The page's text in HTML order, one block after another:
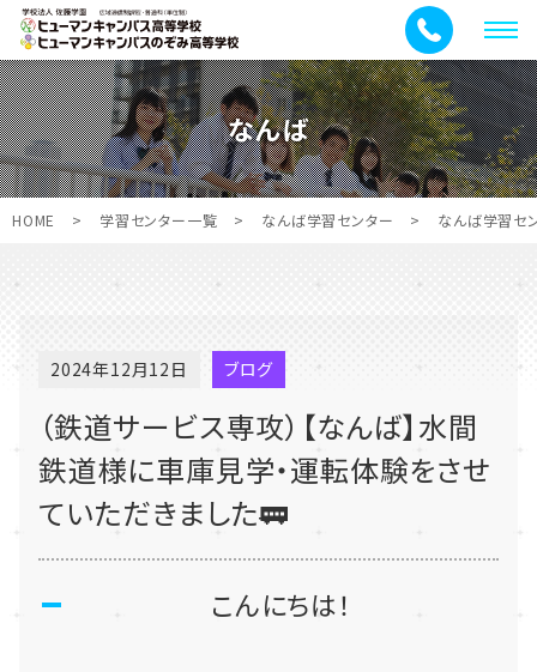
メ
ニ
ュ
ー
なんば
HOME > 学習センター一覧 > なんば学習センター > なんば学習セ
2024年12月12日 ブログ
（鉄道サービス専攻）【なんば】水間
鉄道様に車庫見学・運転体験をさせ
ていただきました🚃
こんにちは！